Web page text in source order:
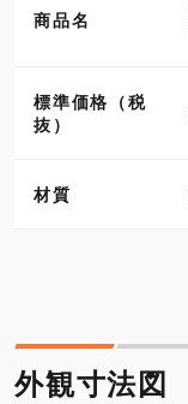
商品名
標準価格（税
抜）
材質
外観寸法図